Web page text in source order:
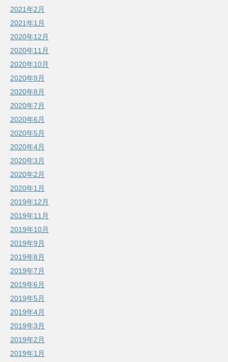
2021年2月
2021年1月
2020年12月
2020年11月
2020年10月
2020年9月
2020年8月
2020年7月
2020年6月
2020年5月
2020年4月
2020年3月
2020年2月
2020年1月
2019年12月
2019年11月
2019年10月
2019年9月
2019年8月
2019年7月
2019年6月
2019年5月
2019年4月
2019年3月
2019年2月
2019年1月